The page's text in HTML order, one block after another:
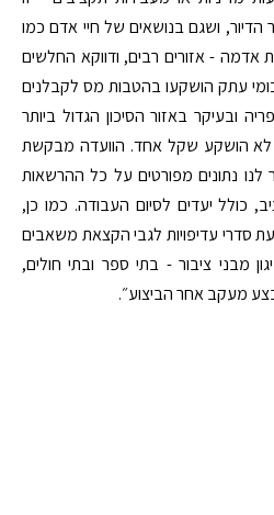
הדיור, ושגם בנושאים של חיי אדם כמו
אדמה - אזורים רבים, ודווקא החלשים
עתק הושקעו בהטבות מס לקבלנים
ובעיקר באזור הסיכון הגדול ביותר
הושקע שקל אחד. הוועדה מבקשת
לנו נתונים מפורטים על כל ההרשאות
כולל יעדים לסיום העבודה. כמו כן,
סדרי עדיפויות לגבי הקצאת משאבים
מבני ציבור - בתי ספר ובתי חולים,
מעקב אחר הביצוע״.